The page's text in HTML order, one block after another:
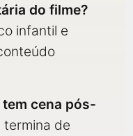
do filme?
infantil e
cena pós-
termina de